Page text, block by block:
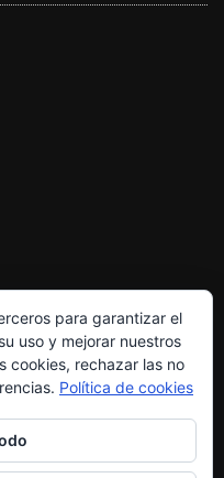
para garantizar el
uso y mejorar nuestros
cookies, rechazar las no
Política de cookies